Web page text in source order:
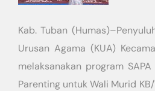
Kab. Tuban
Urusan Agama (KUA)
melaksanakan program
Parenting untuk Wali Murid